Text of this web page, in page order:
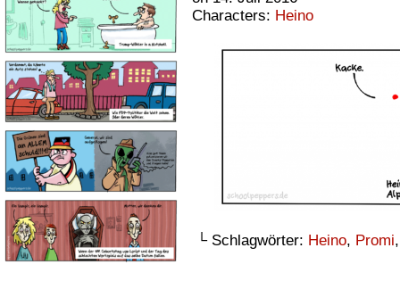
Characters: Heino
└ Schlagwörter: Heino, Promi